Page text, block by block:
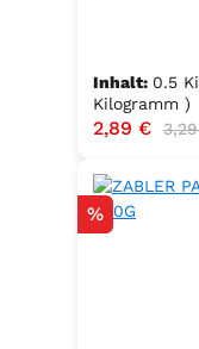
Inhalt: 0.5
Kilogramm )
2,89 €
Rabatt
%